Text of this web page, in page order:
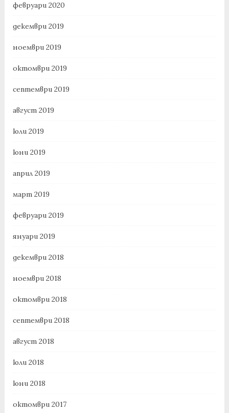
февруари 2020
декември 2019
ноември 2019
октомври 2019
септември 2019
август 2019
юли 2019
юни 2019
април 2019
март 2019
февруари 2019
януари 2019
декември 2018
ноември 2018
октомври 2018
септември 2018
август 2018
юли 2018
юни 2018
октомври 2017